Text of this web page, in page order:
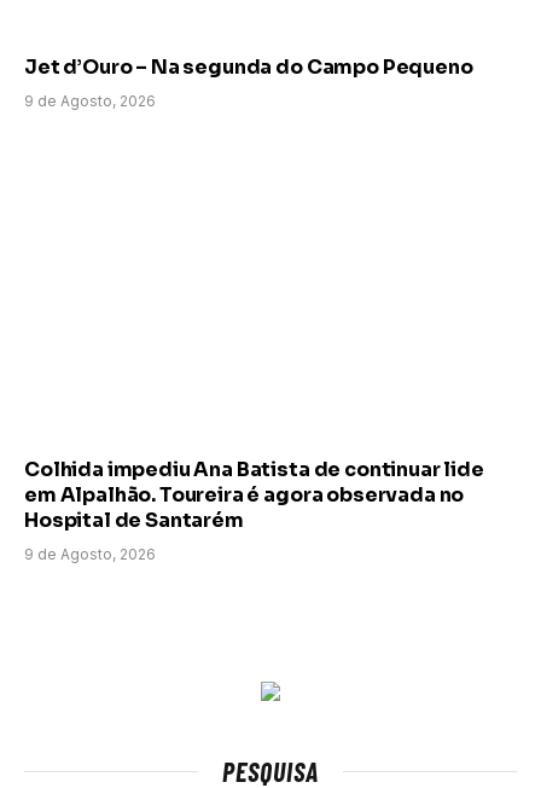
Jet d’Ouro – Na segunda do Campo Pequeno
9 de Agosto, 2026
Colhida impediu Ana Batista de continuar lide
em Alpalhão. Toureira é agora observada no
Hospital de Santarém
9 de Agosto, 2026
PESQUISA